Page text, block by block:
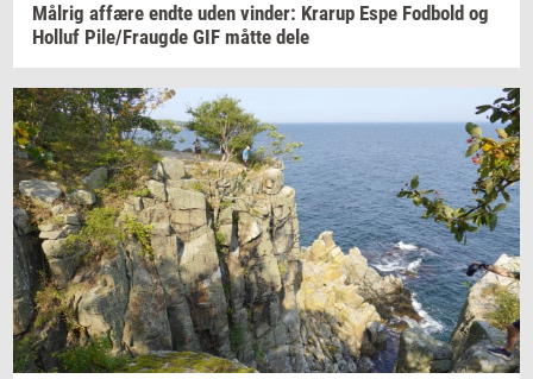
Må­l­rig af­fæ­re endte uden vin­der: Krarup Espe Fod­bold og
Hol­luf Pile/Fraug­de GIF måtte dele